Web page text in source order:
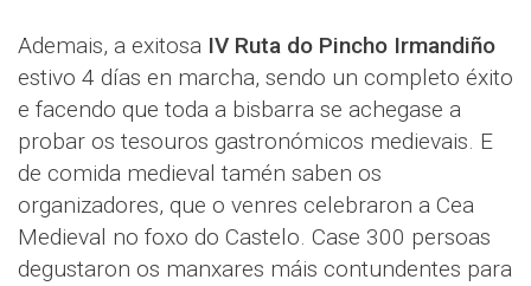
Ademais, a exitosa IV Ruta do Pincho Irmandiño
estivo 4 días en marcha, sendo un completo éxito
e facendo que toda a bisbarra se achegase a
probar os tesouros gastronómicos medievais. E
de comida medieval tamén saben os
organizadores, que o venres celebraron a Cea
Medieval no foxo do Castelo. Case 300 persoas
degustaron os manxares máis contundentes para